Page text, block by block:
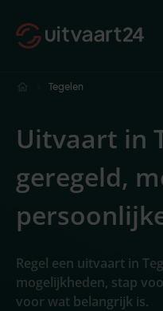
Tegelen
Uitvaart in
geregeld,
Regel een uitvaart in
mogelijkheden, stap
voor wat belangrijk is.